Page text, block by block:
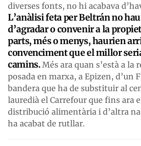
diverses fonts, no hi acabava
L’anàlisi feta per Beltrán no
d’agradar o convenir a la
parts, més o menys, haurien
convenciment que el millor
camins.Més ara quan s’està a la
posada en marxa, a Epizen, d’un
bandera que ha de substituir al
lauredià el Carrefour que fins ara
distribució alimentària i d’altra
ha acabat de rutllar.